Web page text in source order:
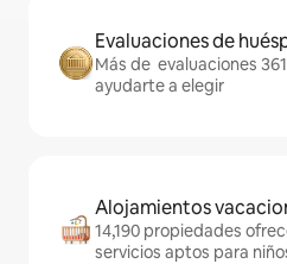
Evaluaciones de
Más de evaluaciones
ayudarte a elegir
Alojamientos
14,190 propiedades
servicios aptos para